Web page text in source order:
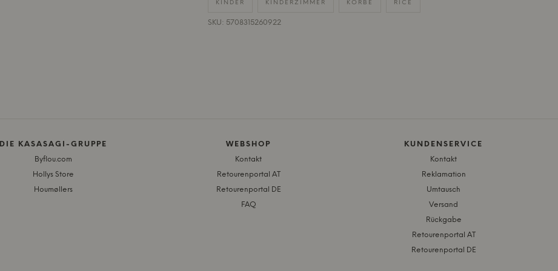
KINDER KINDERZIMMER KÖRBE RICE
SKU: 5708315260922
DIE KASASAGI-GRUPPE
Byflou.com
Hollys Store
Houmøllers
WEBSHOP
Kontakt
Retourenportal AT
Retourenportal DE
FAQ
KUNDENSERVICE
Kontakt
Reklamation
Umtausch
Versand
Rückgabe
Retourenportal AT
Retourenportal DE